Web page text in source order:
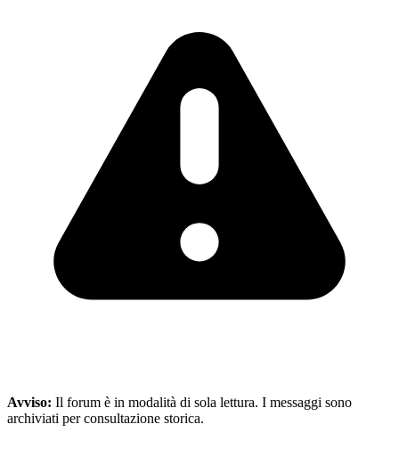
Avviso: Il forum è in modalità di sola lettura. I messaggi sono
archiviati per consultazione storica.